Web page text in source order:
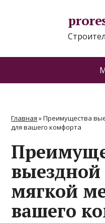
Главная »Преимущества
для вашего комфорта
мягкой
вашего